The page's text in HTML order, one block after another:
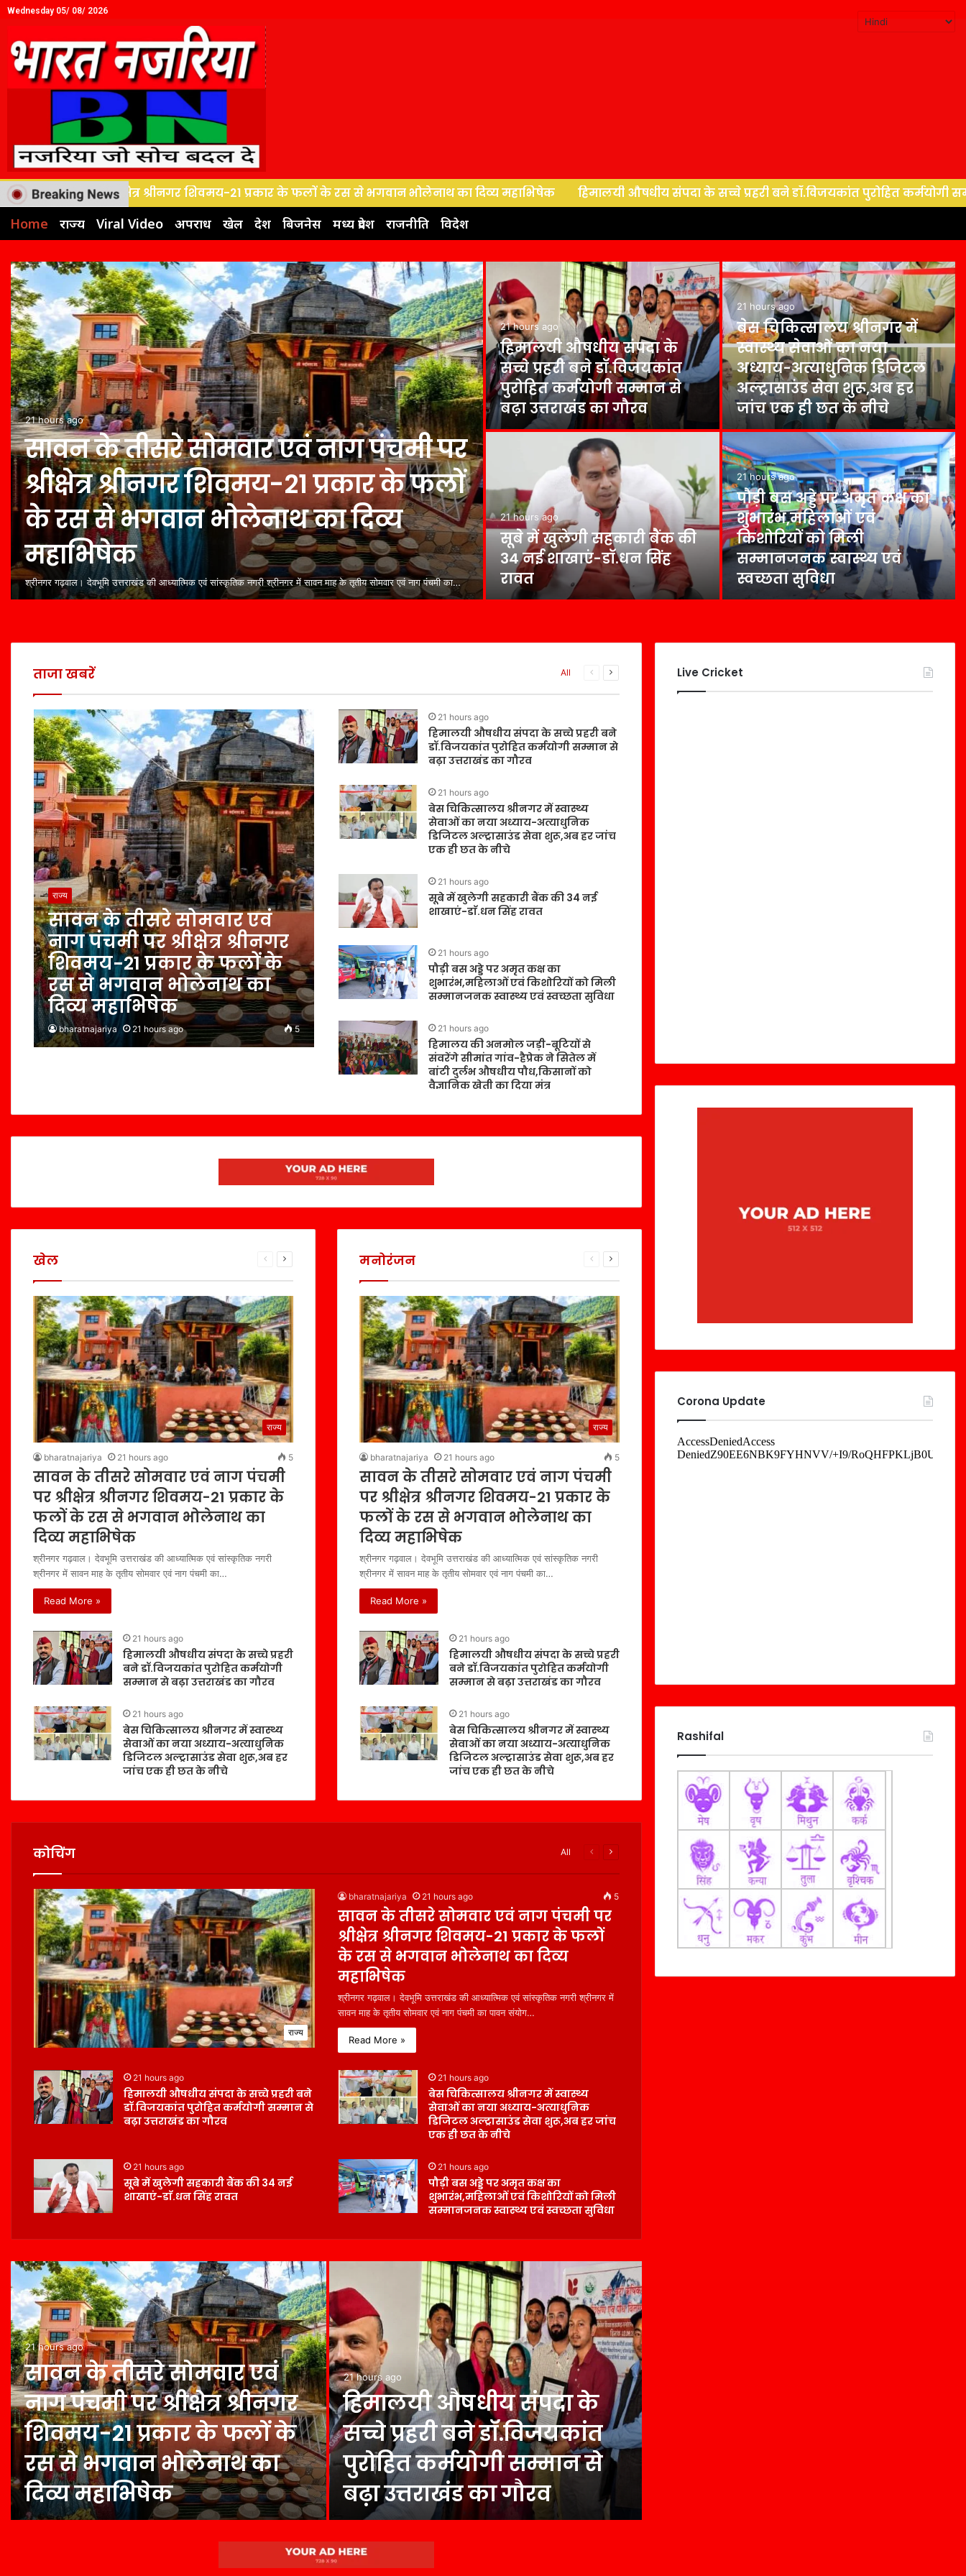
Wednesday 05/ 08/ 2026
श्रीनगर शिवमय-21 प्रकार के फलों के रस से भगवान भोलेनाथ का दिव्य महाभिषेक हिमालयी औषधीय संपदा के सच्चे प्रहरी बने डॉ.विजयकांत पुरोहित कर्मयोगी सम्मान से बढ़ा उत्तराखंड का
Home राज्य Viral Video अपराध खेल देश बिजनेस मध्य प्रदेश राजनीति विदेश
21 hours ago
सावन के तीसरे सोमवार एवं नाग पंचमी पर
श्रीक्षेत्र श्रीनगर शिवमय-21 प्रकार के फलों
के रस से भगवान भोलेनाथ का दिव्य
महाभिषेक
श्रीनगर गढ़वाल। देवभूमि उत्तराखंड की आध्यात्मिक एवं सांस्कृतिक नगरी श्रीनगर में सावन माह के तृतीय सोमवार एवं नाग पंचमी का…
21 hours ago
हिमालयी औषधीय संपदा के
सच्चे प्रहरी बने डॉ.विजयकांत
पुरोहित कर्मयोगी सम्मान से
बढ़ा उत्तराखंड का गौरव
21 hours ago
बेस चिकित्सालय श्रीनगर में
स्वास्थ्य सेवाओं का नया
अध्याय-अत्याधुनिक डिजिटल
अल्ट्रासाउंड सेवा शुरू,अब हर
जांच एक ही छत के नीचे
21 hours ago
सूबे में खुलेगी सहकारी बैंक की
34 नई शाखाएं-डाॅ.धन सिंह
रावत
21 hours ago
पौड़ी बस अड्डे पर अमृत कक्ष का
शुभारंभ,महिलाओं एवं
किशोरियों को मिली
सम्मानजनक स्वास्थ्य एवं
स्वच्छता सुविधा
ताजा खबरें All
राज्य
सावन के तीसरे सोमवार एवं
नाग पंचमी पर श्रीक्षेत्र श्रीनगर
शिवमय-21 प्रकार के फलों के
रस से भगवान भोलेनाथ का
दिव्य महाभिषेक
bharatnajariya 21 hours ago 5
21 hours ago
हिमालयी औषधीय संपदा के सच्चे प्रहरी बने
डॉ.विजयकांत पुरोहित कर्मयोगी सम्मान से
बढ़ा उत्तराखंड का गौरव
21 hours ago
बेस चिकित्सालय श्रीनगर में स्वास्थ्य
सेवाओं का नया अध्याय-अत्याधुनिक
डिजिटल अल्ट्रासाउंड सेवा शुरू,अब हर जांच
एक ही छत के नीचे
21 hours ago
सूबे में खुलेगी सहकारी बैंक की 34 नई
शाखाएं-डाॅ.धन सिंह रावत
21 hours ago
पौड़ी बस अड्डे पर अमृत कक्ष का
शुभारंभ,महिलाओं एवं किशोरियों को मिली
सम्मानजनक स्वास्थ्य एवं स्वच्छता सुविधा
21 hours ago
हिमालय की अनमोल जड़ी-बूटियों से
संवरेंगे सीमांत गांव-हैप्रेक ने सितेल में
बांटी दुर्लभ औषधीय पौध,किसानों को
वैज्ञानिक खेती का दिया मंत्र
खेल
राज्य
bharatnajariya 21 hours ago 5
सावन के तीसरे सोमवार एवं नाग पंचमी
पर श्रीक्षेत्र श्रीनगर शिवमय-21 प्रकार के
फलों के रस से भगवान भोलेनाथ का
दिव्य महाभिषेक
श्रीनगर गढ़वाल। देवभूमि उत्तराखंड की आध्यात्मिक एवं सांस्कृतिक नगरी
श्रीनगर में सावन माह के तृतीय सोमवार एवं नाग पंचमी का…
Read More »
21 hours ago
हिमालयी औषधीय संपदा के सच्चे प्रहरी
बने डॉ.विजयकांत पुरोहित कर्मयोगी
सम्मान से बढ़ा उत्तराखंड का गौरव
21 hours ago
बेस चिकित्सालय श्रीनगर में स्वास्थ्य
सेवाओं का नया अध्याय-अत्याधुनिक
डिजिटल अल्ट्रासाउंड सेवा शुरू,अब हर
जांच एक ही छत के नीचे
मनोरंजन
राज्य
bharatnajariya 21 hours ago 5
सावन के तीसरे सोमवार एवं नाग पंचमी
पर श्रीक्षेत्र श्रीनगर शिवमय-21 प्रकार के
फलों के रस से भगवान भोलेनाथ का
दिव्य महाभिषेक
श्रीनगर गढ़वाल। देवभूमि उत्तराखंड की आध्यात्मिक एवं सांस्कृतिक नगरी
श्रीनगर में सावन माह के तृतीय सोमवार एवं नाग पंचमी का…
Read More »
21 hours ago
हिमालयी औषधीय संपदा के सच्चे प्रहरी
बने डॉ.विजयकांत पुरोहित कर्मयोगी
सम्मान से बढ़ा उत्तराखंड का गौरव
21 hours ago
बेस चिकित्सालय श्रीनगर में स्वास्थ्य
सेवाओं का नया अध्याय-अत्याधुनिक
डिजिटल अल्ट्रासाउंड सेवा शुरू,अब हर
जांच एक ही छत के नीचे
कोचिंग All
राज्य
bharatnajariya 21 hours ago 5
सावन के तीसरे सोमवार एवं नाग पंचमी पर
श्रीक्षेत्र श्रीनगर शिवमय-21 प्रकार के फलों
के रस से भगवान भोलेनाथ का दिव्य
महाभिषेक
श्रीनगर गढ़वाल। देवभूमि उत्तराखंड की आध्यात्मिक एवं सांस्कृतिक नगरी श्रीनगर में
सावन माह के तृतीय सोमवार एवं नाग पंचमी का पावन संयोग…
Read More »
21 hours ago
हिमालयी औषधीय संपदा के सच्चे प्रहरी बने
डॉ.विजयकांत पुरोहित कर्मयोगी सम्मान से
बढ़ा उत्तराखंड का गौरव
21 hours ago
बेस चिकित्सालय श्रीनगर में स्वास्थ्य
सेवाओं का नया अध्याय-अत्याधुनिक
डिजिटल अल्ट्रासाउंड सेवा शुरू,अब हर जांच
एक ही छत के नीचे
21 hours ago
सूबे में खुलेगी सहकारी बैंक की 34 नई
शाखाएं-डाॅ.धन सिंह रावत
21 hours ago
पौड़ी बस अड्डे पर अमृत कक्ष का
शुभारंभ,महिलाओं एवं किशोरियों को मिली
सम्मानजनक स्वास्थ्य एवं स्वच्छता सुविधा
21 hours ago
सावन के तीसरे सोमवार एवं
नाग पंचमी पर श्रीक्षेत्र श्रीनगर
शिवमय-21 प्रकार के फलों के
रस से भगवान भोलेनाथ का
दिव्य महाभिषेक
21 hours ago
हिमालयी औषधीय संपदा के
सच्चे प्रहरी बने डॉ.विजयकांत
पुरोहित कर्मयोगी सम्मान से
बढ़ा उत्तराखंड का गौरव
Live Cricket
Corona Update
Rashifal